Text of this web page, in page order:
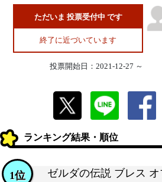
ただいま 投票受付中 です
終了に近づいています
投票開始日：2021-12-27 ～
ランキング結果・順位
ゼルダの伝説 ブレス
1位